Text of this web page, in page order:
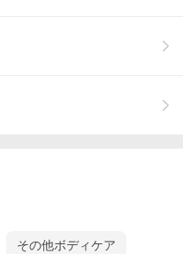
その他ボディケア